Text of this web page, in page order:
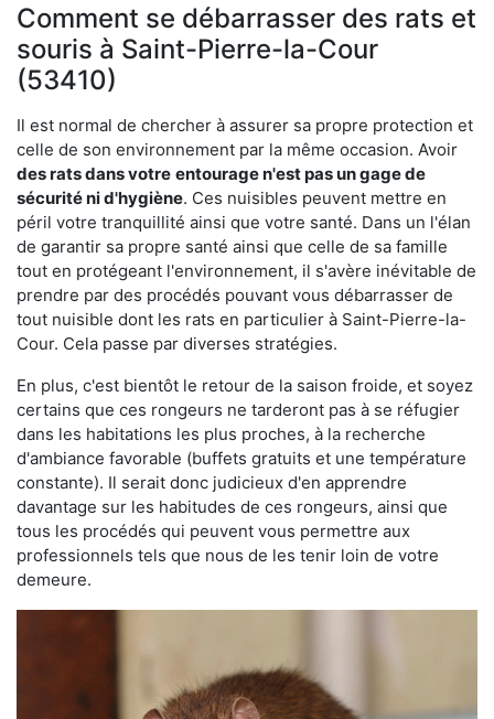
Comment se débarrasser des rats et
souris à Saint-Pierre-la-Cour
(53410)
Il est normal de chercher à assurer sa propre protection et
celle de son environnement par la même occasion. Avoir
des rats dans votre entourage n'est pas un gage de
sécurité ni d'hygiène. Ces nuisibles peuvent mettre en
péril votre tranquillité ainsi que votre santé. Dans un l'élan
de garantir sa propre santé ainsi que celle de sa famille
tout en protégeant l'environnement, il s'avère inévitable de
prendre par des procédés pouvant vous débarrasser de
tout nuisible dont les rats en particulier à Saint-Pierre-la-
Cour. Cela passe par diverses stratégies.
En plus, c'est bientôt le retour de la saison froide, et soyez
certains que ces rongeurs ne tarderont pas à se réfugier
dans les habitations les plus proches, à la recherche
d'ambiance favorable (buffets gratuits et une température
constante). Il serait donc judicieux d'en apprendre
davantage sur les habitudes de ces rongeurs, ainsi que
tous les procédés qui peuvent vous permettre aux
professionnels tels que nous de les tenir loin de votre
demeure.